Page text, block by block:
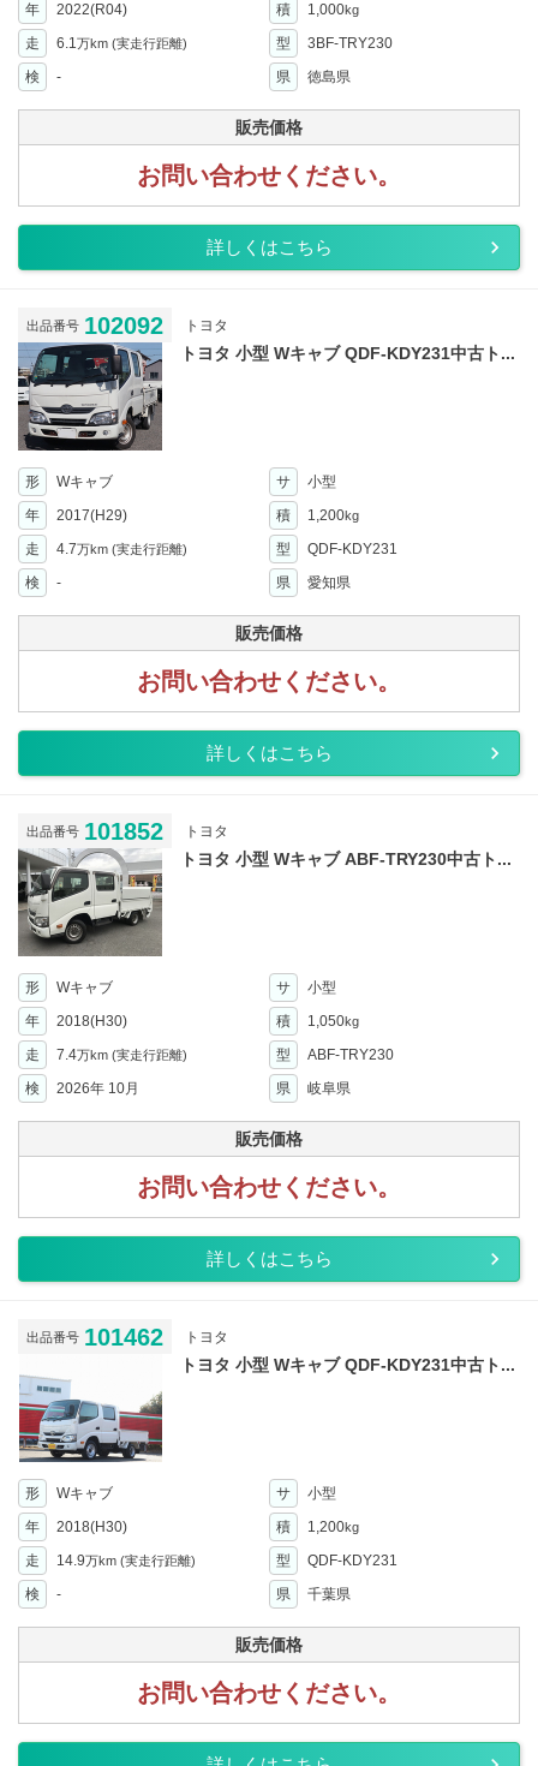
年
2022(R04) 積 1,000kg
走 6.1万km (実走行距離) 型
3BF-TRY230
検
- 県 徳島県
販売価格
お問い合わせください。
詳しくはこちら
出品番号 102092 トヨタ
トヨタ 小型 Wキャブ QDF-KDY231中古ト...
形 Wキャブ サ
小型
年
2017(H29) 積 1,200kg
走 4.7万km (実走行距離) 型
QDF-KDY231
検
- 県 愛知県
販売価格
お問い合わせください。
詳しくはこちら
出品番号 101852 トヨタ
トヨタ 小型 Wキャブ ABF-TRY230中古ト...
形 Wキャブ サ
小型
年
2018(H30) 積 1,050kg
走 7.4万km (実走行距離) 型
ABF-TRY230
検
2026年 10月 県 岐阜県
販売価格
お問い合わせください。
詳しくはこちら
出品番号 101462 トヨタ
トヨタ 小型 Wキャブ QDF-KDY231中古ト...
形 Wキャブ サ
小型
年
2018(H30) 積 1,200kg
走 14.9万km (実走行距離) 型
QDF-KDY231
検
- 県 千葉県
販売価格
お問い合わせください。